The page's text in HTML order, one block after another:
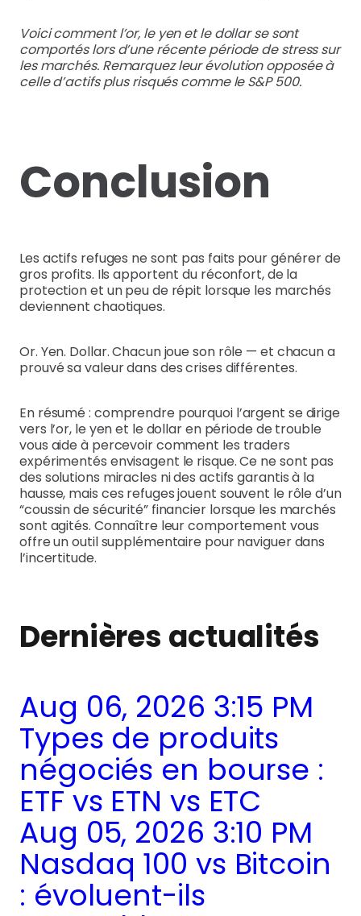
Voici comment l’or, le yen et le dollar se sont
comportés lors d’une récente période de stress sur
les marchés. Remarquez leur évolution opposée à
celle d’actifs plus risqués comme le S&P 500.
Conclusion
Les actifs refuges ne sont pas faits pour générer de
gros profits. Ils apportent du réconfort, de la
protection et un peu de répit lorsque les marchés
deviennent chaotiques.
Or. Yen. Dollar. Chacun joue son rôle — et chacun a
prouvé sa valeur dans des crises différentes.
En résumé : comprendre pourquoi l’argent se dirige
vers l’or, le yen et le dollar en période de trouble
vous aide à percevoir comment les traders
expérimentés envisagent le risque. Ce ne sont pas
des solutions miracles ni des actifs garantis à la
hausse, mais ces refuges jouent souvent le rôle d’un
“coussin de sécurité” financier lorsque les marchés
sont agités. Connaître leur comportement vous
offre un outil supplémentaire pour naviguer dans
l’incertitude.
Dernières actualités
Aug 06, 2026 3:15 PM
Types de produits
négociés en bourse :
ETF vs ETN vs ETC
Aug 05, 2026 3:10 PM
Nasdaq 100 vs Bitcoin
: évoluent-ils